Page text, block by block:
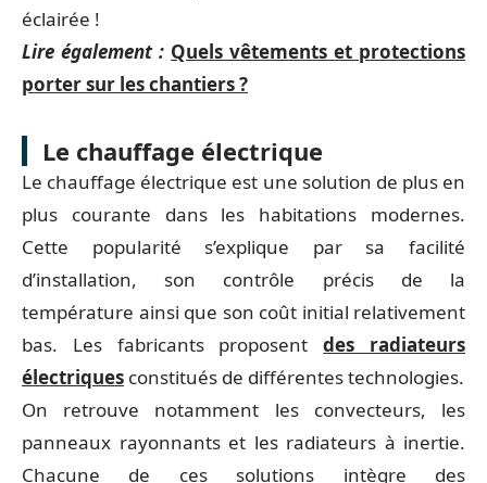
éclairée !
Lire également : Quels vêtements et protections
porter sur les chantiers ?
Le chauffage électrique
Le chauffage électrique est une solution de plus en
plus courante dans les habitations modernes.
Cette popularité s’explique par sa facilité
d’installation, son contrôle précis de la
température ainsi que son coût initial relativement
bas. Les fabricants proposentdes radiateurs
électriques constitués de différentes technologies.
On retrouve notamment les convecteurs, les
panneaux rayonnants et les radiateurs à inertie.
Chacune de ces solutions intègre des